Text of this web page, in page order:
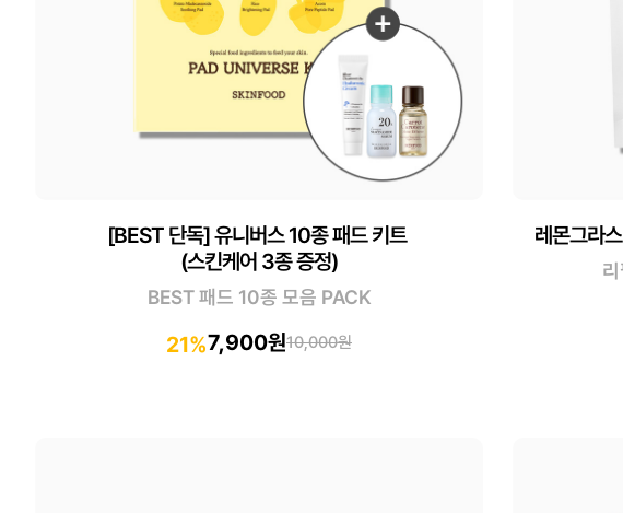
[BEST 단독] 유니버스 10종 패드 키트
(스킨케어 3종 증정)
BEST 패드 10종 모음 PACK
21%7,900원10,000원
레몬그라